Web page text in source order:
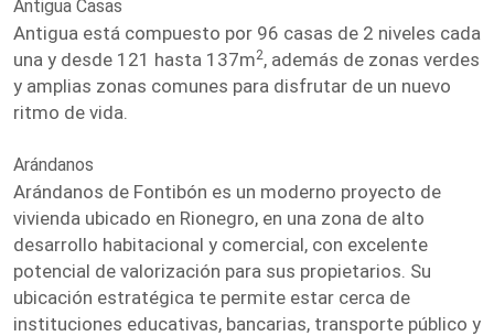
Antigua Casas
Antigua está compuesto por 96 casas de 2 niveles cada
una y desde 121 hasta 137m2, además de zonas verdes
y amplias zonas comunes para disfrutar de un nuevo
ritmo de vida.
Arándanos
Arándanos de Fontibón es un moderno proyecto de
vivienda ubicado en Rionegro, en una zona de alto
desarrollo habitacional y comercial, con excelente
potencial de valorización para sus propietarios. Su
ubicación estratégica te permite estar cerca de
instituciones educativas, bancarias, transporte público y